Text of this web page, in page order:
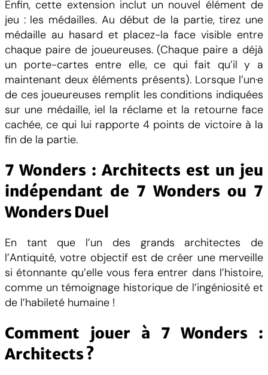
e
c
t
s
:
M
e
d
a
l
Enfin, cette extension inclut un nouvel élément de
jeu : les médailles. Au début de la partie, tirez une
médaille au hasard et placez-la face visible entre
chaque paire de joueureuses. (Chaque paire a déjà
un porte-cartes entre elle, ce qui fait qu’il y a
maintenant deux éléments présents). Lorsque l’un·e
de ces joueureuses remplit les conditions indiquées
sur une médaille, iel la réclame et la retourne face
cachée, ce qui lui rapporte 4 points de victoire à la
fin de la partie.
7 Wonders : Architects est un jeu
indépendant de 7 Wonders ou 7
Wonders Duel
En tant que l’un des grands architectes de
l’Antiquité, votre objectif est de créer une merveille
si étonnante qu’elle vous fera entrer dans l’histoire,
comme un témoignage historique de l’ingéniosité et
de l’habileté humaine !
Comment jouer à 7 Wonders :
Architects ?